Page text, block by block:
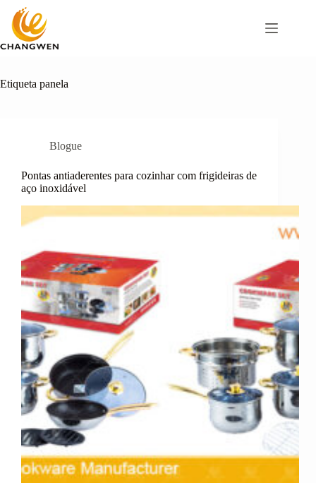
para
conteúdo
Etiqueta panela
Blogue
Pontas antiaderentes para cozinhar com frigideiras de
aço inoxidável